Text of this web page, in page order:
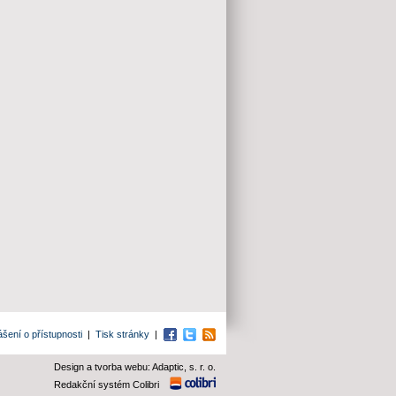
o přístupnosti | Tisk stránky | Facebook
TwitterRSS
Design a tvorba webu: Adaptic, s. r. o.
Redakční systém Colibri